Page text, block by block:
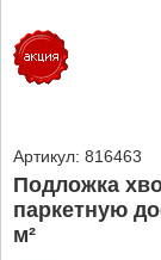
Артикул: 816463
Подложка
паркетную
м²